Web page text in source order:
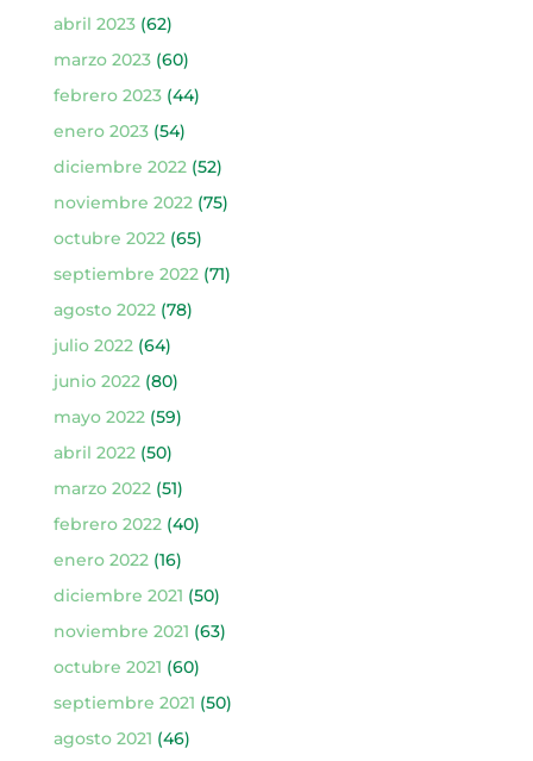
abril 2023(62)
marzo 2023(60)
febrero 2023(44)
enero 2023(54)
diciembre 2022 (52)
noviembre 2022 (75)
octubre 2022 (65)
septiembre 2022 (71)
agosto 2022 (78)
julio 2022 (64)
junio 2022 (80)
mayo 2022 (59)
abril 2022 (50)
marzo 2022 (51)
febrero 2022 (40)
enero 2022 (16)
diciembre 2021 (50)
noviembre 2021 (63)
octubre 2021 (60)
septiembre 2021 (50)
agosto 2021 (46)